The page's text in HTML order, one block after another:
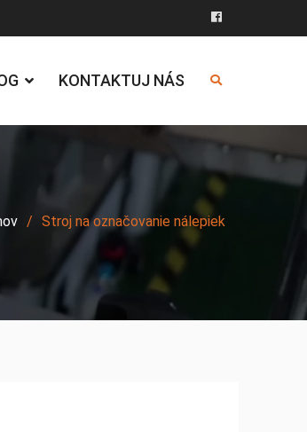
Facebook
KONTAKTUJ NÁS
Stroj na označovanie nálepiek